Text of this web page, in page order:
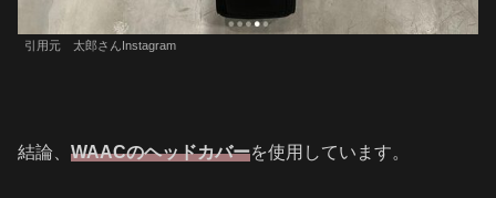
引用元 太郎さんInstagram
結論、 WAACのヘッドカバーを使用しています。